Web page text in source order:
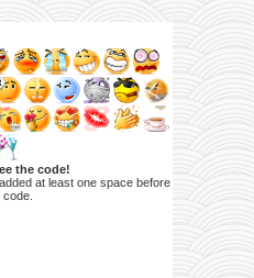
the code!
at least one space before
code.